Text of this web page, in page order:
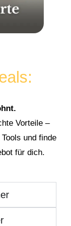
Vorteile –
und finde
für dich.